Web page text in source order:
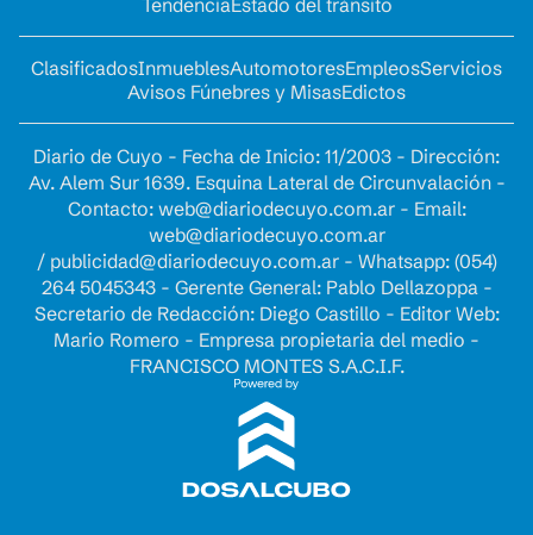
ClasificadosInmueblesAutomotoresEmpleosServicios
Avisos Fúnebres y MisasEdictos
Diario de Cuyo - Fecha de Inicio: 11/2003 - Dirección:
Av. Alem Sur 1639. Esquina Lateral de Circunvalación -
Contacto: web@diariodecuyo.com.ar- Email:
web@diariodecuyo.com.ar
/ publicidad@diariodecuyo.com.ar- Whatsapp: (054)
264 5045343 - Gerente General: Pablo Dellazoppa -
Secretario de Redacción: Diego Castillo - Editor Web:
Mario Romero - Empresa propietaria del medio -
FRANCISCO MONTES S.A.C.I.F.